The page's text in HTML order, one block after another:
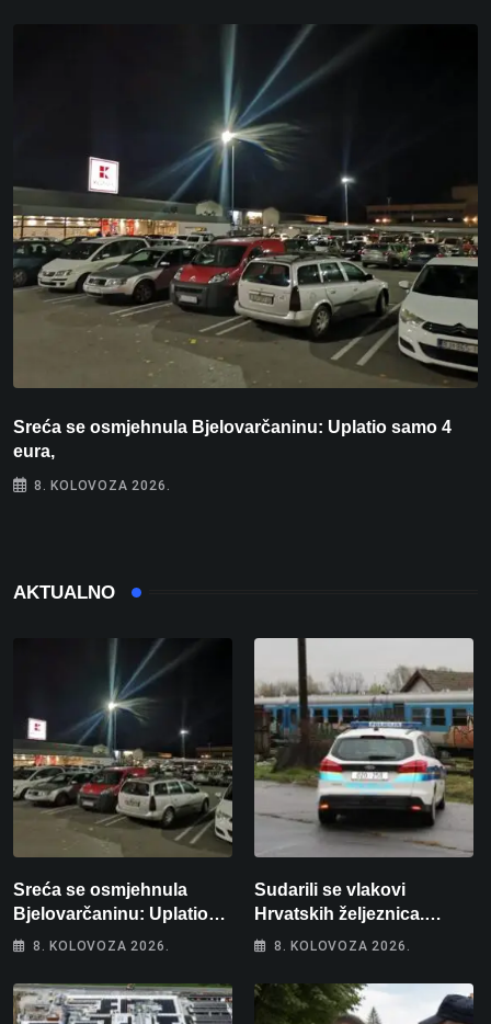
Sreća se osmjehnula Bjelovarčaninu: Uplatio samo 4
eura,
8. KOLOVOZA 2026.
AKTUALNO
Sreća se osmjehnula
Bjelovarčaninu: Uplatio
samo 4 eura, a osvojio
8. KOLOVOZA 2026.
Sudarili se vlakovi
Hrvatskih željeznica.
Šestero osoba teško
intenzivnoj
8. KOLOVOZA 2026.